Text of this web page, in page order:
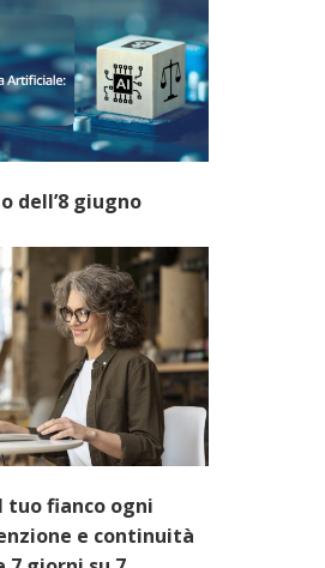
dell’8 giugno
tuo fianco ogni
e continuità